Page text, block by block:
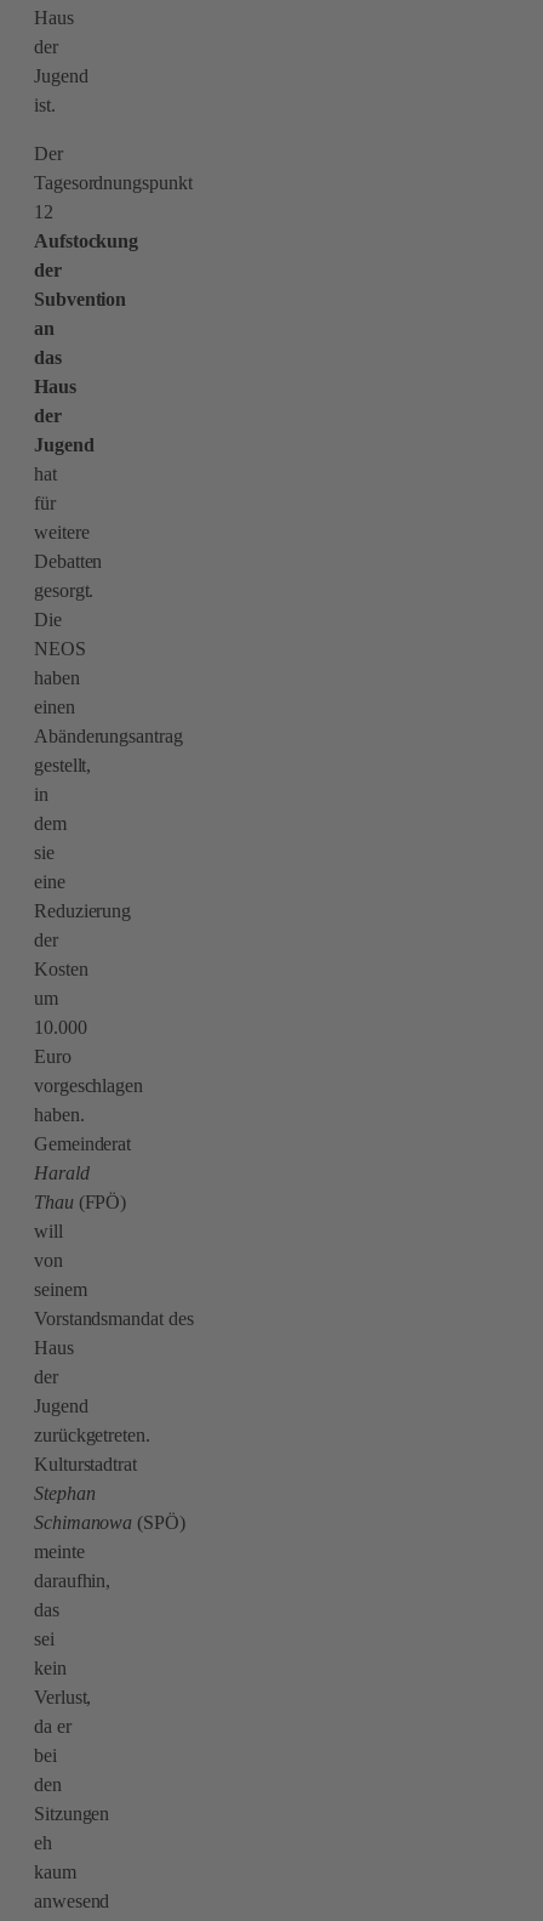
Haus
der
Jugend
ist.
Der
Tagesordnungspunkt
12
Aufstockung
der
Subvention
an
das
Haus
der
Jugend
hat
für
weitere
Debatten
gesorgt.
Die
NEOS
haben
einen
Abänderungsantrag
gestellt,
in
dem
sie
eine
Reduzierung
der
Kosten
um
10.000
Euro
vorgeschlagen
haben.
Gemeinderat
Harald
Thau(FPÖ)
will
von
seinem
Vorstandsmandat des
Haus
der
Jugend
zurückgetreten.
Kulturstadtrat
Stephan
Schimanowa (SPÖ)
meinte
daraufhin,
das
sei
kein
Verlust,
da er
bei
den
Sitzungen
eh
kaum
anwesend